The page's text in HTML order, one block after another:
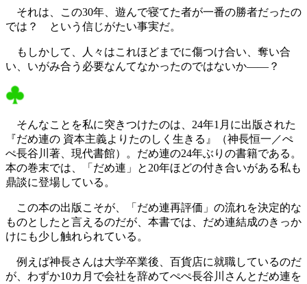
それは、この30年、遊んで寝てた者が一番の勝者だったの
では？ という信じがたい事実だ。
もしかして、人々はこれほどまでに傷つけ合い、奪い合
い、いがみ合う必要なんてなかったのではないか――？
そんなことを私に突きつけたのは、24年1月に出版された
『だめ連の 資本主義よりたのしく生きる』（神長恒一／ぺ
ぺ長谷川著、現代書館）。だめ連の24年ぶりの書籍である。
本の巻末では、「だめ連」と20年ほどの付き合いがある私も
鼎談に登場している。
この本の出版こそが、「だめ連再評価」の流れを決定的な
ものとしたと言えるのだが、本書では、だめ連結成のきっか
けにも少し触れられている。
例えば神長さんは大学卒業後、百貨店に就職しているのだ
が、わずか10カ月で会社を辞めてぺぺ長谷川さんとだめ連を